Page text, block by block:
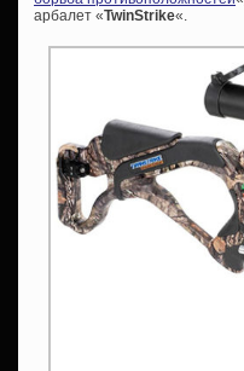
арбалет «TwinStrike«.